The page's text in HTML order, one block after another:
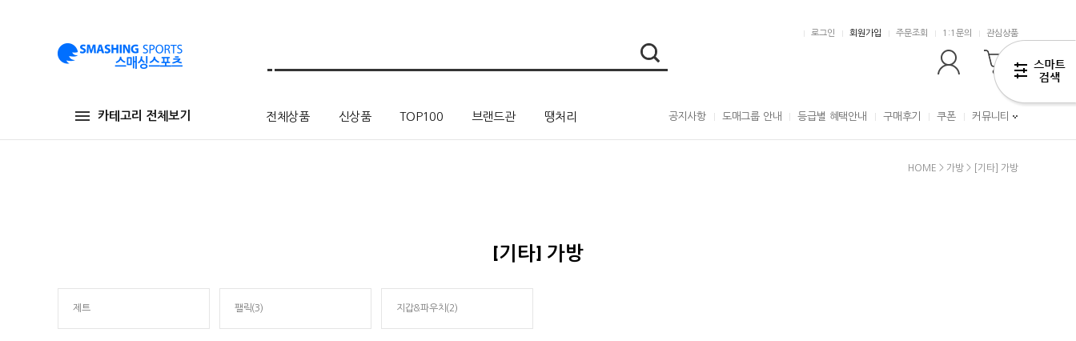
로그인 회원가입 주문조회 1:1문의 관심상품
카테고리 전체보기 전체상품 신상품 TOP100 브랜드관 땡처리 공지사항 도매그룹 안내 등급별 혜택안내 구매후기 쿠폰 커뮤니티
HOME > 가방 > [기타] 가방
[기타] 가방
제트 팰릭(3) 지갑&파우치(2)